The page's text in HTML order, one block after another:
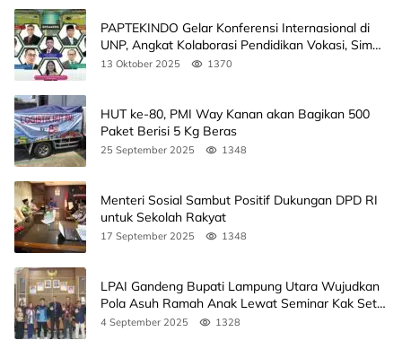
PAPTEKINDO Gelar Konferensi Internasional di
UNP, Angkat Kolaborasi Pendidikan Vokasi, Simak
Agendanya
13 Oktober 2025 1370
HUT ke-80, PMI Way Kanan akan Bagikan 500
Paket Berisi 5 Kg Beras
25 September 2025 1348
Menteri Sosial Sambut Positif Dukungan DPD RI
untuk Sekolah Rakyat
17 September 2025 1348
LPAI Gandeng Bupati Lampung Utara Wujudkan
Pola Asuh Ramah Anak Lewat Seminar Kak Seto,
Ini Jadwalnya
4 September 2025 1328